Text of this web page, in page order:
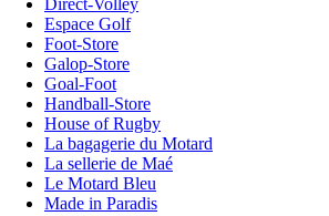
Direct-Volley
Espace Golf
Foot-Store
Galop-Store
Goal-Foot
Handball-Store
House of Rugby
La bagagerie du Motard
La sellerie de Maé
Le Motard Bleu
Made in Paradis